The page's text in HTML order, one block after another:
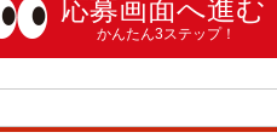
応募画面へ進む
かんたん3ステップ！